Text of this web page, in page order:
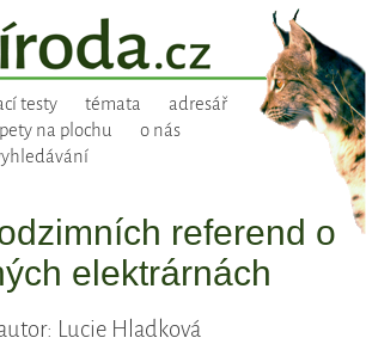
testy témata
adresář
na plochu
o nás
referend o
elektrárnách
Lucie Hladková